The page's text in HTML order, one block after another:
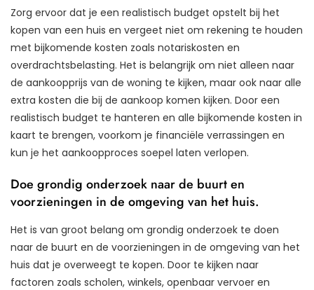
Zorg ervoor dat je een realistisch budget opstelt bij het
kopen van een huis en vergeet niet om rekening te houden
met bijkomende kosten zoals notariskosten en
overdrachtsbelasting. Het is belangrijk om niet alleen naar
de aankoopprijs van de woning te kijken, maar ook naar alle
extra kosten die bij de aankoop komen kijken. Door een
realistisch budget te hanteren en alle bijkomende kosten in
kaart te brengen, voorkom je financiële verrassingen en
kun je het aankoopproces soepel laten verlopen.
Doe grondig onderzoek naar de buurt en
voorzieningen in de omgeving van het huis.
Het is van groot belang om grondig onderzoek te doen
naar de buurt en de voorzieningen in de omgeving van het
huis dat je overweegt te kopen. Door te kijken naar
factoren zoals scholen, winkels, openbaar vervoer en